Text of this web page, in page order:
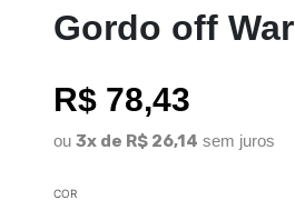
Gordo off War
R$ 78,43
ou 3x de R$ 26,14 sem juros
COR